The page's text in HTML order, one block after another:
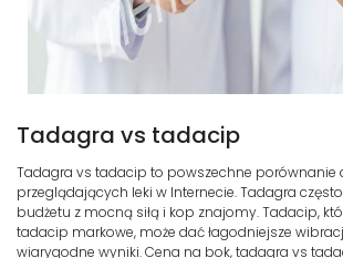
Tadagra vs tadacip
Tadagra vs tadacip to powszechne porównanie
przeglądających leki w Internecie. Tadagra
budżetu z mocną siłą i kop znajomy. Tadacip,
tadacip markowe, może dać łagodniejsze
wiarygodne wyniki. Cena na bok, tadagra vs